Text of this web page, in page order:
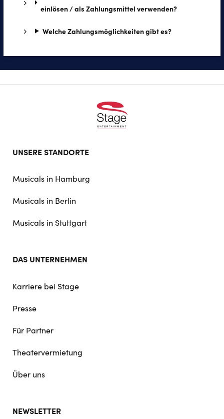
einlösen / als Zahlungsmittel verwenden?
Wel­che Zah­lungs­mög­lich­kei­ten gibt es?
doormat
UNSERE STANDORTE
Musicals in Hamburg
Musicals in Berlin
Musicals in Stuttgart
DAS UNTERNEHMEN
Karriere bei Stage
Presse
Für Partner
Theatervermietung
Über uns
NEWSLETTER